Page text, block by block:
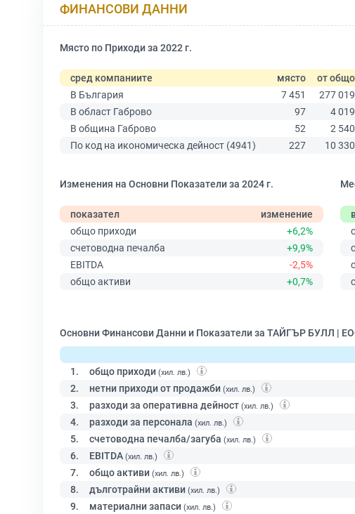
ФИНАНСОВИ ДАННИ
Място по Приходи за 2022 г.
сред компаниите място от общо
В България
7 451 277 019
В област Габрово
97 4 019
В община Габрово
52 2 540
По код на икономическа дейност (4941)
227 10 330
Изменения на Основни Показатели за 2024 г.
показател
изменение
общо приходи
+6,2%
счетоводна печалба
+9,9%
EBITDA
-2,5%
общо активи
+0,7%
Основни Финансови Данни и Показатели за ТАЙГЪР БУЛЛ |
1.
общо приходи (хил. лв.)
2. нетни приходи от продажби (хил. лв.)
3. разходи за оперативна дейност (хил. лв.)
4. разходи за персонала (хил. лв.)
5. счетоводна печалба/загуба (хил. лв.)
6. EBITDA (хил. лв.)
7. общо активи (хил. лв.)
8. дълготрайни активи (хил. лв.)
9. материални запаси (хил. лв.)